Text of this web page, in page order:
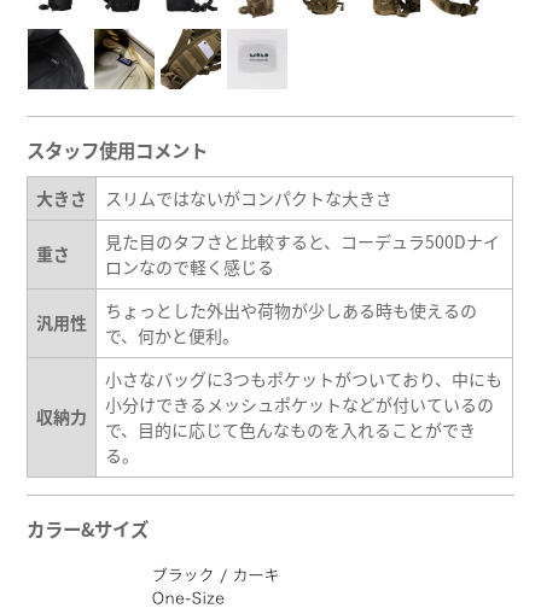
スタッフ使用コメント
大きさ スリムではないがコンパクトな大きさ
重さ
見た目のタフさと比較すると、コーデュラ500Dナイ
ロンなので軽く感じる
汎用性
ちょっとした外出や荷物が少しある時も使えるの
で、何かと便利。
収納力
小さなバッグに3つもポケットがついており、中にも
小分けできるメッシュポケットなどが付いているの
で、目的に応じて色んなものを入れることができ
る。
カラー&サイズ